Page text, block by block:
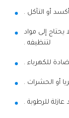
أو التآكل .
إلى مواد
لتنظيفه .
للكهرباء .
أو الحشرات .
للرطوبة .